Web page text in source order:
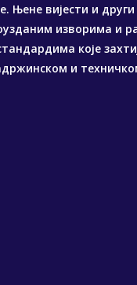
Њене вијести и
изворима и
које
и